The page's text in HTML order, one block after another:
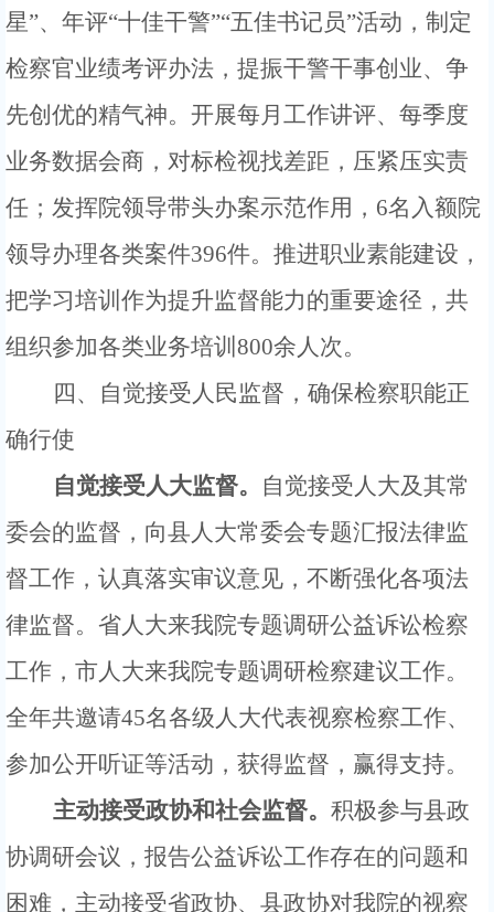
星”、年评“十佳干警”“五佳书记员”活动，制定
检察官业绩考评办法，提振干警干事创业、争
先创优的精气神。开展每月工作讲评、每季度
业务数据会商，对标检视找差距，压紧压实责
任；发挥院领导带头办案示范作用，6名入额院
领导办理各类案件396件。推进职业素能建设，
把学习培训作为提升监督能力的重要途径，共
组织参加各类业务培训800余人次。
四、自觉接受人民监督，确保检察职能正
确行使
自觉接受人大监督。
自觉接受人大及其常
委会的监督， 向县人大常委会专题汇报法律监
督工作 ，认真落实审议意见，不断强化各项法
律监督。 省人大来我院专题调研公益诉讼检察
工作，市人大来我院专题调研检察建议工作。
全年共邀请45名各级人大代表视察检察工作、
参加公开听证等活动，获得监督，赢得支持。
主动接受政协和社会监督。 积极参与县政
协调研会议，报告公益诉讼工作存在的问题和
困难，主动接受省政协、县政协对我院的视察